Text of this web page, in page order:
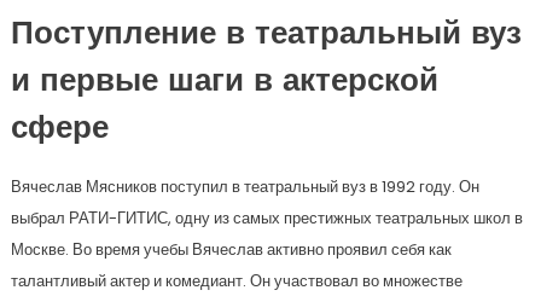
Поступление в театральный вуз
и первые шаги в актерской
сфере
Вячеслав Мясников поступил в театральный вуз в 1992 году. Он
выбрал РАТИ-ГИТИС, одну из самых престижных театральных школ в
Москве. Во время учебы Вячеслав активно проявил себя как
талантливый актер и комедиант. Он участвовал во множестве